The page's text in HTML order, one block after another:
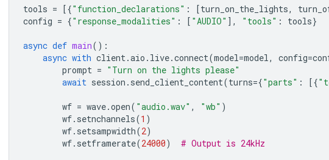
tools = [{"function_declarations" : [turn_on_the_lights,
config = {"response_modalities" : [ "AUDIO" ], "tools" : tools}
async def main():
async with client.aio . live.connect(model=model, config=
prompt = "Turn on the lights please"
await session . send_client_content(turns={"parts" : [{
wf = wave.open( "audio.wav" , "wb" )
wf. setnchannels(1 )
wf. setsampwidth(2)
wf. setframerate(24000) # Output is 24kHz